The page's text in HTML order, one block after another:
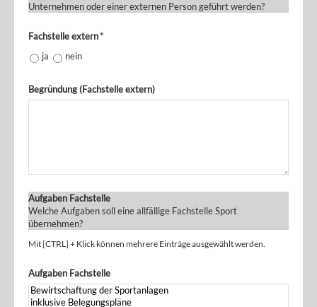
Unternehmen oder einer externen Person geführt werden?
Fachstelle extern*
ja
nein
Begründung (Fachstelle extern)
Aufgaben Fachstelle
Welche Aufgaben soll eine allfällige Fachstelle Sport
übernehmen?
Mit [CTRL] + Klick können mehrere Einträge ausgewählt werden.
Aufgaben Fachstelle